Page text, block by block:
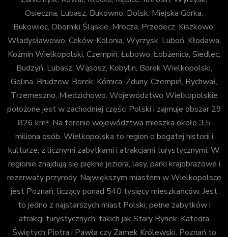
Osieczna, Lubasz, Bukowno, Dolsk, Miejska Górka,
Bukowiec, Oborniki Śląskie, Mrocza, Przedecz, Kiszkowo,
Władysławowo, Ceków-Kolonia, Wyrzysk, Luboń, Kłodawa,
Koźmin Wielkopolski, Czempiń, Łubowo, Łobżenica, Siedlec,
Budzyń, Lubasz, Wąsosz, Kobylin, Borek Wielkopolski,
Golina, Brudzew, Borek, Kórnica, Zduny, Czempiń, Rychwał,
Trzemeszno, Miedzichowo. Województwo Wielkopolskie
położone jest w zachodniej części Polski i zajmuje obszar 29
826 km². Na terenie województwa mieszka około 3,5
miliona osób. Wielkopolska to region o bogatej historii i
kulturze, z licznymi zabytkami i atrakcjami turystycznymi. W
regionie znajdują się piękne jeziora, lasy, parki krajobrazowe i
rezerwaty przyrody. Największym miastem w Wielkopolsce
jest Poznań, liczący ponad 540 tysięcy mieszkańców. Jest
to jedno z najstarszych miast Polski, pełne zabytków i
atrakcji turystycznych, takich jak Stary Rynek, Katedra
Świętych Piotra i Pawła czy Zamek Królewski. Poznań to